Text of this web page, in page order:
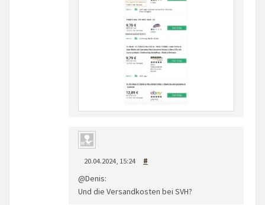
20.04.2024, 15:24 #
@Denis:
Und die Versandkosten bei SVH?